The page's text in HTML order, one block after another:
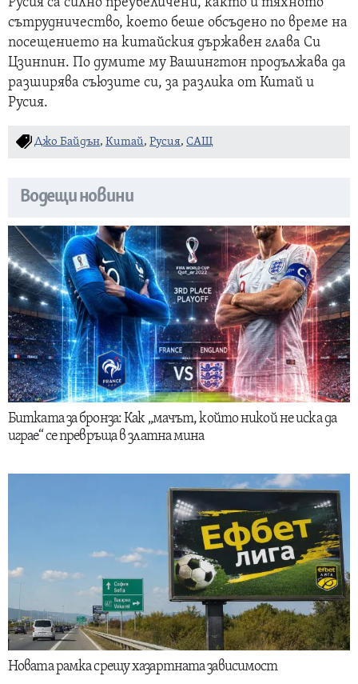
сътрудничество, което беше обсъдено по време на
посещението на китайския държавен глава Си
Цзинпин. По думите му Вашингтон продължава да
разширява съюзите си, за разлика от Китай и
Русия.
Джо Байдън, Китай, Русия, САЩ
Водещи новини
Битката за бронза: Как „мачът, който никой не иска да
играе“ се превръща в златна мина
Новата рамка срещу хазартната зависимост